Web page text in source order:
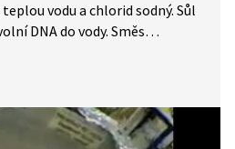
vodu a chlorid sodný. Sůl
DNA do vody. Směs